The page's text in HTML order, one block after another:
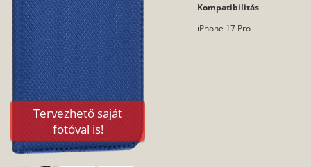
Tervezhető saját
fotóval is!
Kompatibilitás
iPhone 17 Pro